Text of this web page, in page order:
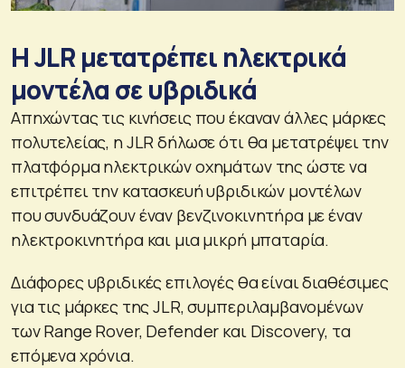
Η JLR μετατρέπει ηλεκτρικά
μοντέλα σε υβριδικά
Απηχώντας τις κινήσεις που έκαναν άλλες μάρκες
πολυτελείας, η JLR δήλωσε ότι θα μετατρέψει την
πλατφόρμα ηλεκτρικών οχημάτων της ώστε να
επιτρέπει την κατασκευή υβριδικών μοντέλων
που συνδυάζουν έναν βενζινοκινητήρα με έναν
ηλεκτροκινητήρα και μια μικρή μπαταρία.
Διάφορες υβριδικές επιλογές θα είναι διαθέσιμες
για τις μάρκες της JLR, συμπεριλαμβανομένων
των Range Rover, Defender και Discovery, τα
επόμενα χρόνια.